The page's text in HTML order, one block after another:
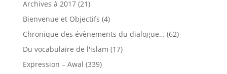
Archives à 2017(21)
Bienvenue et Objectifs (4)
Chronique des évènements du dialogue… (62)
Du vocabulaire de l'islam (17)
Expression – Awal (339)